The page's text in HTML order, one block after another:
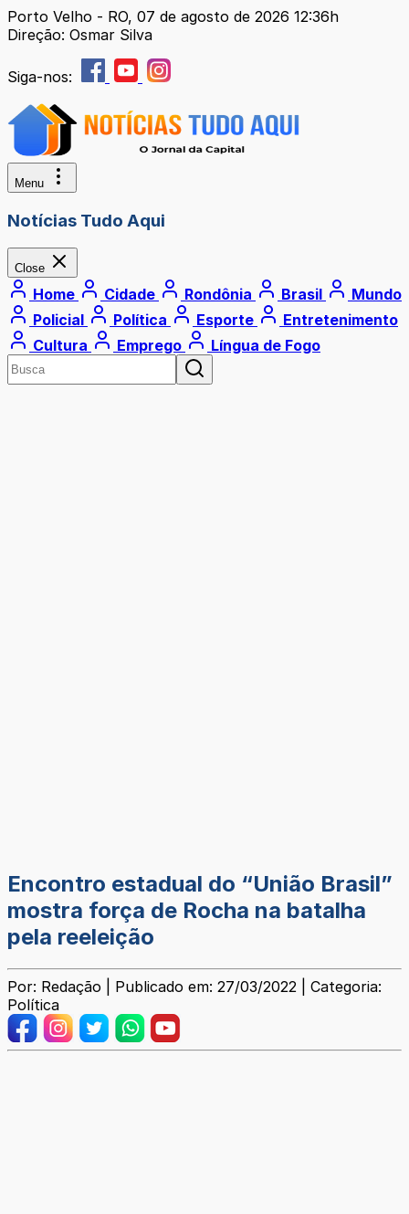
Porto Velho - RO, 07 de agosto de 2026 12:36h
Direção: Osmar Silva
Siga-nos:
Menu
Notícias Tudo Aqui
Close
Home Cidade Rondônia Brasil
Mundo
Policial
Política Esporte
Entretenimento
Cultura
Emprego Língua de Fogo
Encontro estadual do “União Brasil”
mostra força de Rocha na batalha
pela reeleição
Por: Redação | Publicado em: 27/03/2022 | Categoria:
Política